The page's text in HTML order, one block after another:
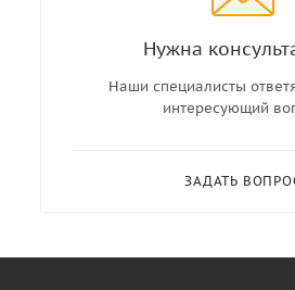
Нужна
Наши специалисты
интересующий
ЗАДАТЬ